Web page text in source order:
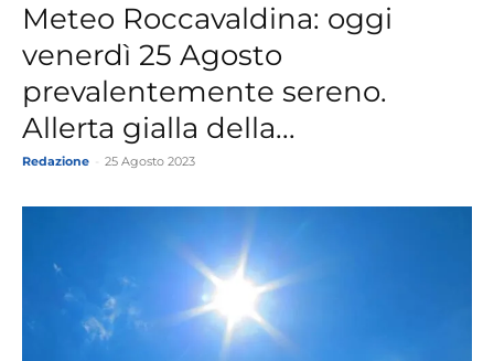
Meteo Roccavaldina: oggi
venerdì 25 Agosto
prevalentemente sereno.
Allerta gialla della...
Redazione 25 Agosto 2023